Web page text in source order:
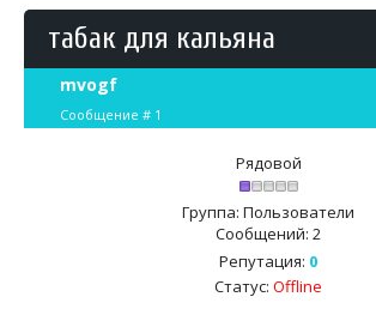
табак для кальяна
mvogf
Сообщение # 1
Рядовой
Группа: Пользователи
Сообщений: 2
Репутация: 0
Статус: Offline